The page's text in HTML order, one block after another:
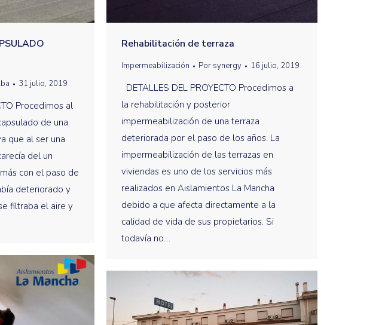
31 julio, 2019
Procedimos al
de una
que al ser una
del un
con el paso de
deteriorado y
filtraba el aire y
Rehabilitación de terraza
Impermeabilización Por synergy 16 julio, 2019
DETALLES DEL PROYECTO Procedimos a
la rehabilitación y posterior
impermeabilización de una terraza
deteriorada por el paso de los años. La
impermeabilización de las terrazas en
viviendas es uno de los servicios más
realizados en Aislamientos La Mancha
debido a que afecta directamente a la
calidad de vida de sus propietarios. Si
todavía no…